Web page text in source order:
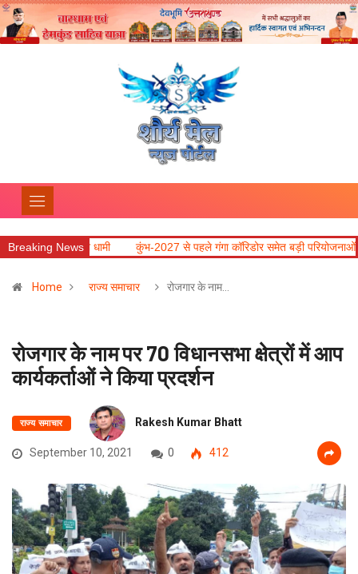
Breaking News
धामी कुंभ-2027 से पहले गंगा कॉरिडोर समेत बड़ी परियोजनाओं में तेजी लाने के
Home राज्य समाचार रोजगार के नाम…
रोजगार के नाम पर 70 विधानसभा क्षेत्रों में आप
कार्यकर्ताओं ने किया प्रदर्शन
राज्य समाचार Rakesh Kumar Bhatt
September 10, 2021 0 412